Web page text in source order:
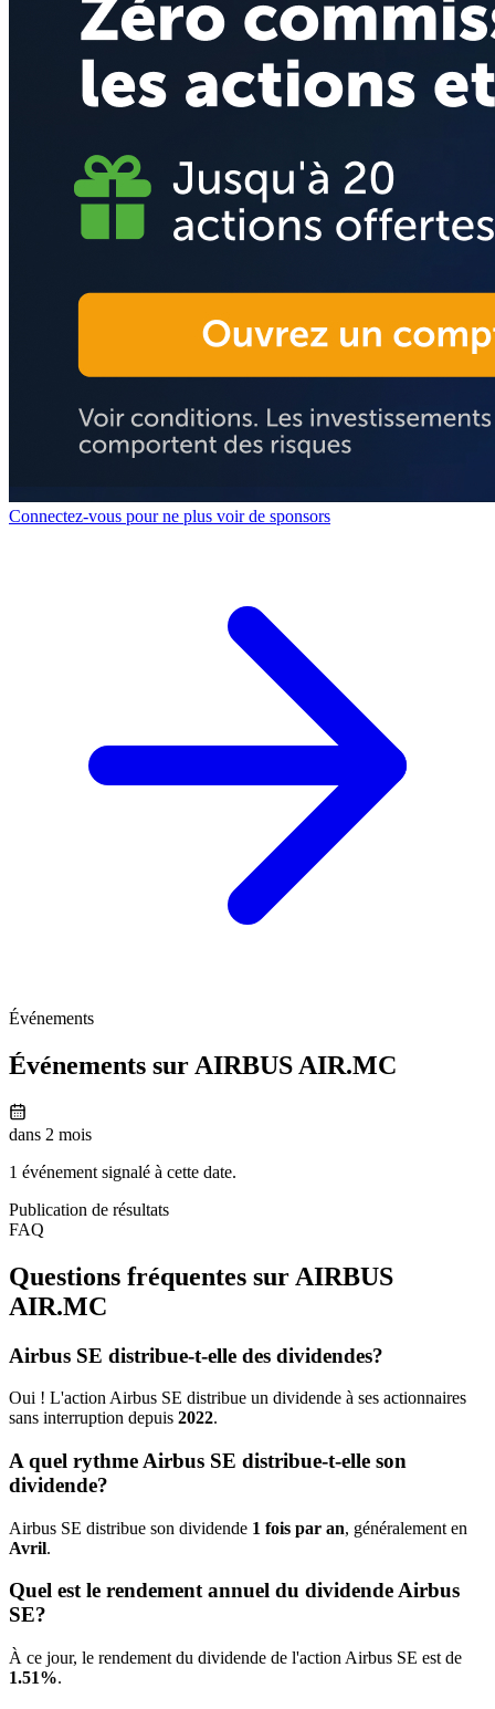
Connectez-vous pour ne plus voir de sponsors
Événements
Événements sur AIRBUS AIR.MC
dans 2 mois
1 événement signalé à cette date.
Publication de résultats
FAQ
Questions fréquentes sur AIRBUS
AIR.MC
Airbus SE distribue-t-elle des dividendes?
Oui ! L'action Airbus SE distribue un dividende à ses actionnaires
sans interruption depuis 2022.
A quel rythme Airbus SE distribue-t-elle son
dividende?
Airbus SE distribue son dividende 1 fois par an, généralement en
Avril.
Quel est le rendement annuel du dividende Airbus
SE?
À ce jour, le rendement du dividende de l'action Airbus SE est de
1.51%.